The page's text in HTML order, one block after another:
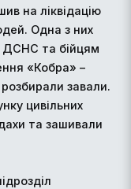
на ліквідацію
Одна з них
ДСНС та бійцям
«Кобра» –
завали.
цивільних
та зашивали